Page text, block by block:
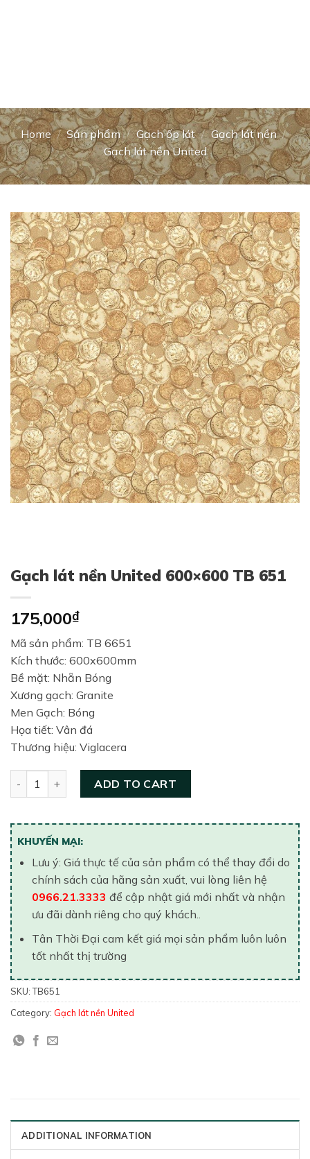
Home / Sản phẩm / Gạch ốp lát / Gạch lát nền /
Gạch lát nền United
Gạch lát nền United 600×600 TB 651
175,000₫
Mã sản phẩm: TB 6651
Kích thước: 600x600mm
Bề mặt: Nhẵn Bóng
Xương gạch: Granite
Men Gạch: Bóng
Họa tiết: Vân đá
Thương hiệu: Viglacera
ADD TO CART
KHUYẾN MẠI:
Lưu ý: Giá thực tế của sản phẩm có thể thay đổi do
chính sách của hãng sản xuất, vui lòng liên hệ
0966.21.3333 để cập nhật giá mới nhất và nhận
ưu đãi dành riêng cho quý khách..
Tân Thời Đại cam kết giá mọi sản phẩm luôn luôn
tốt nhất thị trường
SKU:TB651
Category: Gạch lát nền United
ADDITIONAL INFORMATION